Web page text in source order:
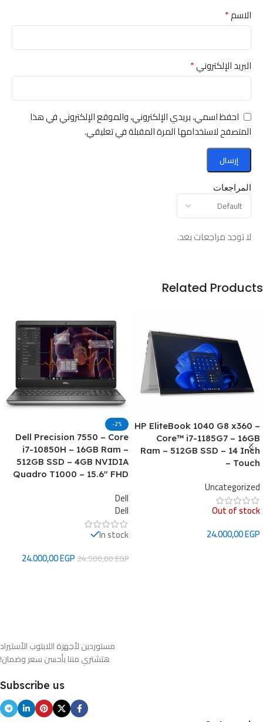
المراجعات
لا توجد مراجعات بعد.
الاسم*
البريد الإلكتروني*
احفظ اسمي، بريدي الإلكتروني، والموقع الإلكتروني في هذا
المتصفح لاستخدامها المرة المقبلة في تعليقي.
Related Products
HP EliteBook 1040 G8 x360 –
Core™ i7-1185G7 – 16GB
Ram – 512GB SSD – 14 Inch
– Touch
Uncategorized
Out of stock
24.000,00EGP
-2%
Dell Precision 7550 – Core
i7-10850H – 16GB Ram –
512GB SSD – 4GB NVIDIA
Quadro T1000 – 15.6″ FHD
Dell
Dell
In stock
24.500,00EGP
24.000,00EGP
مستوردين لأجهزة اللابتوب الأستيراد
هتشتري مننا بأحسن سعر وضمان!
Subscribe us